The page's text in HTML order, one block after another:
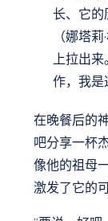
长、它的
（娜塔
上拉出
作，我是
在晚餐后的
吧分享一杯
像他的祖母
激发了它的